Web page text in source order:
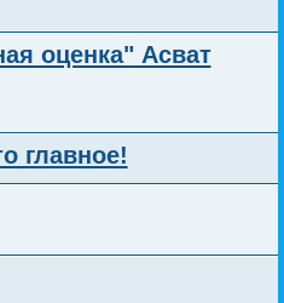
оценка" Асват
главное!